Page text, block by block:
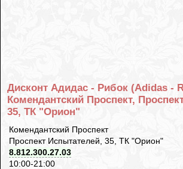
Дисконт Адидас - Рибок (Adidas -
Комендантский Проспект,
35, ТК "Орион"
Комендантский Проспект
Проспект Испытателей, 35, ТК "Орион"
8.812.300.27.03
10:00-21:00